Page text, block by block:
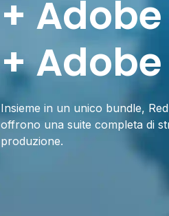
+
+
Insieme in un unico bundle,
offrono una suite completa di
produzione.